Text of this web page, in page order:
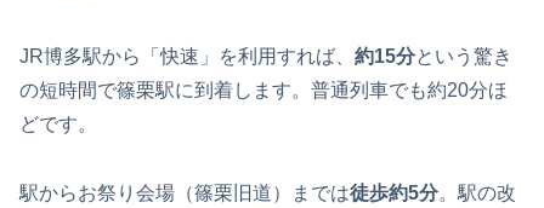
JR博多駅から「快速」を利用すれば、 約15分という驚き
の短時間で篠栗駅に到着します。普通列車でも約20分ほ
どです。
駅からお祭り会場（篠栗旧道）までは徒歩約5分。駅の改